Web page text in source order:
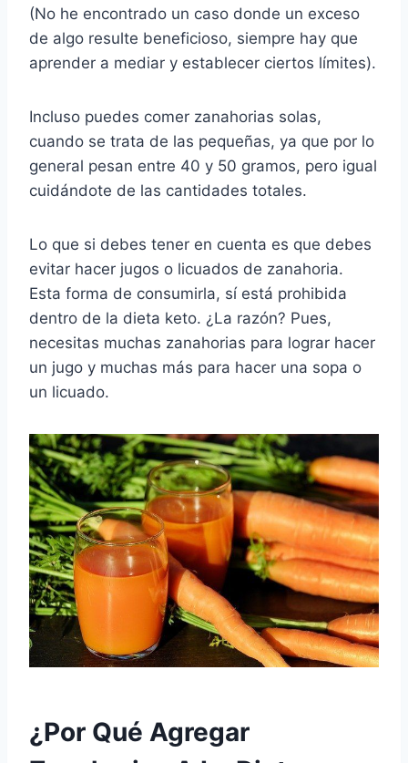
(No he encontrado un caso donde un exceso
de algo resulte beneficioso, siempre hay que
aprender a mediar y establecer ciertos límites).
Incluso puedes comer zanahorias solas,
cuando se trata de las pequeñas, ya que por lo
general pesan entre 40 y 50 gramos, pero igual
cuidándote de las cantidades totales.
Lo que si debes tener en cuenta es que debes
evitar hacer jugos o licuados de zanahoria.
Esta forma de consumirla, sí está prohibida
dentro de la dieta keto. ¿La razón? Pues,
necesitas muchas zanahorias para lograr hacer
un jugo y muchas más para hacer una sopa o
un licuado.
¿Por Qué Agregar